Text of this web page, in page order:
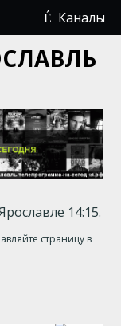
Каналы
14:15.
страницу в